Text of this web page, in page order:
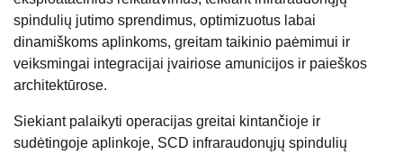
spindulių jutimo sprendimus, optimizuotus labai
dinamiškoms aplinkoms, greitam taikinio paėmimui ir
veiksmingai integracijai įvairiose amunicijos ir paieškos
architektūrose.
Siekiant palaikyti operacijas greitai kintančioje ir
sudėtingoje aplinkoje, SCD infraraudonųjų spindulių